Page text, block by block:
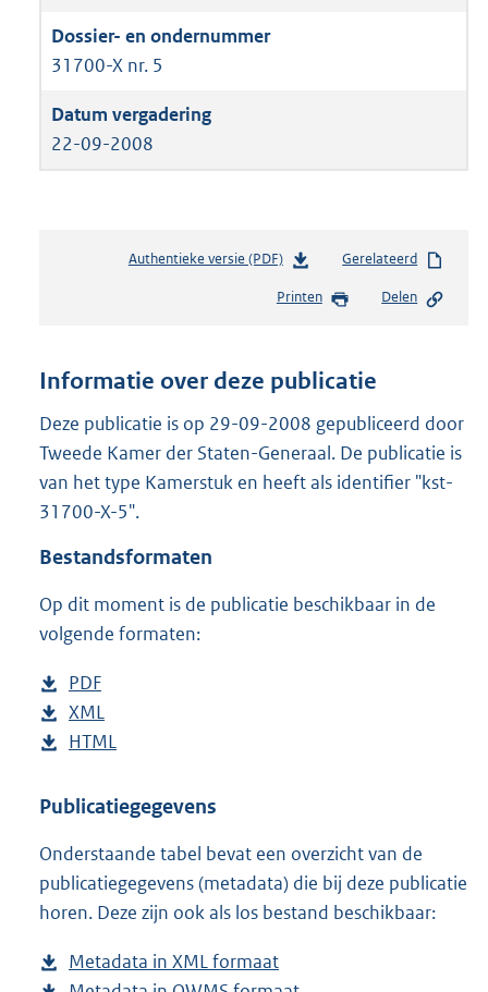
31700-X nr. 5
22-09-2008
Authentieke versie (PDF)b
s
n
s
r
o
:
Gerelateerd
Printen Delen
Informatie over deze publicatie
Deze publicatie is op 29-09-2008 gepubliceerd door
Tweede Kamer der Staten-Generaal. De publicatie is
van het type Kamerstuk en heeft als identifier "kst-
31700-X-5".
Bestandsformaten
Op dit moment is de publicatie beschikbaar in de
volgende formaten:
D
o
w
l
a
d
p
b
PDF
e
s
a
d
s
g
o
D
o
n
o
a
d
u
XML
e
t
n
d
s
r
D
w
l
o
a
p
HTML
s
a
n
d
g
Publicatiegegevens
Onderstaande tabel bevat een overzicht van de
publicatiegegevens (metadata) die bij deze publicatie
horen. Deze zijn ook als los bestand beschikbaar:
Metadata in XML formaat